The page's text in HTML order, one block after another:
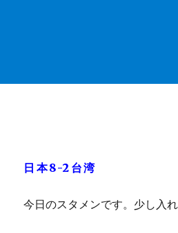
日本8-2台湾
今日のスタメンです。少し入